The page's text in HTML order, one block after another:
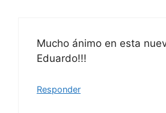
Mucho ánimo en esta
Eduardo!!!
Responder